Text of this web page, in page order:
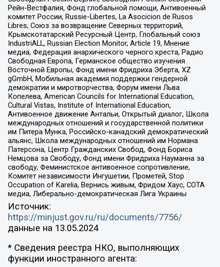
Рейн-Вестфалия, Фонд глобальной помощи, Антивоенный
комитет России, Russie-Libertes, La Asocicion de Rusos
Libres, Союз за возвращение Северных территорий,
Крымскотатарский Ресурсный Центр, Глобальный союз
IndustriALL, Russian Election Monitor, Article 19, Мнение
медиа, Федерация анархического черного креста, Радио
Свободная Европа, Германское общество изучения
Восточной Европы, Фонд имени Фридриха Эберта, XZ
gGmbH, Мобильная академия поддержки гендерной
демократии и миротворчества, Форум имени Льва
Копелева, American Councils for International Education,
Cultural Vistas, Institute of International Education,
Антивоенное движение Антальи, Открытый диалог, Школа
международных отношений и государственной политики
им Питера Мунка, Российско-канадский демократический
альянс, Школа международных отношений им Нормана
Патерсона, Центр Гражданских Свобод, Фонд Бориса
Немцова за Свободу, Фонд имени Фридриха Науманна за
свободу, Феминистское антивоенное сопротивление,
Комитет независимости Ингушетии, Прометей, Stop
Occupation of Karelia, Вернись живым, Фридом Хаус, СОТА
медиа, Либерально-демократическая Лига Украины
Источник:
https://minjust.gov.ru/ru/documents/7756/
данные на 13.05.2024
* Сведения реестра НКО, выполняющих
функции иностранного агента: